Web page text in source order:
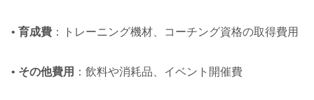
• 育成費 ：トレーニング機材、コーチング資格の取得費用
• その他費用 ：飲料や消耗品、イベント開催費